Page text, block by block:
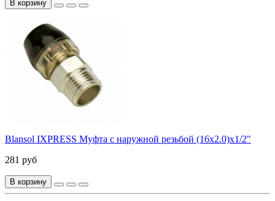
В корзину
Blansol IXPRESS Муфта с наружной резьбой (16х2.0)х1/2"
281 руб
В корзину